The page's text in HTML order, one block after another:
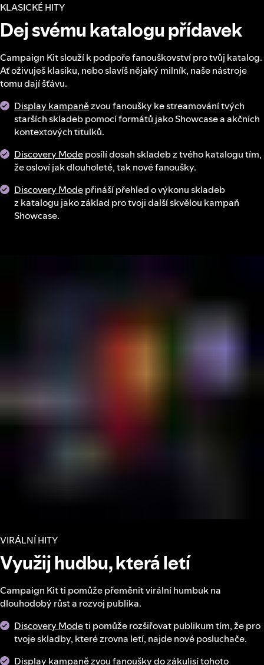
KLASICKÉ HITY
Dej svému katalogu přídavek
Campaign Kit slouží k podpoře fanouškovství pro tvůj katalog.
Ať oživuješ klasiku, nebo slavíš nějaký milník, naše nástroje
tomu dají šťávu.
Display kampanězvou fanoušky ke streamování tvých
starších skladeb pomocí formátů jako Showcase a akčních
kontextových titulků.
Discovery Modeposílí dosah skladeb z tvého katalogu tím,
že osloví jak dlouholeté, tak nové fanoušky.
Discovery Modepřináší přehled o výkonu skladeb
z katalogu jako základ pro tvoji další skvělou kampaň
Showcase.
VIRÁLNÍ HITY
Využij hudbu, která letí
Campaign Kit ti pomůže přeměnit virální humbuk na
dlouhodobý růst a rozvoj publika.
Discovery Modeti pomůže rozšiřovat publikum tím, že pro
tvoje skladby, které zrovna letí, najde nové posluchače.
Display kampanězvou fanoušky do zákulisí tohoto